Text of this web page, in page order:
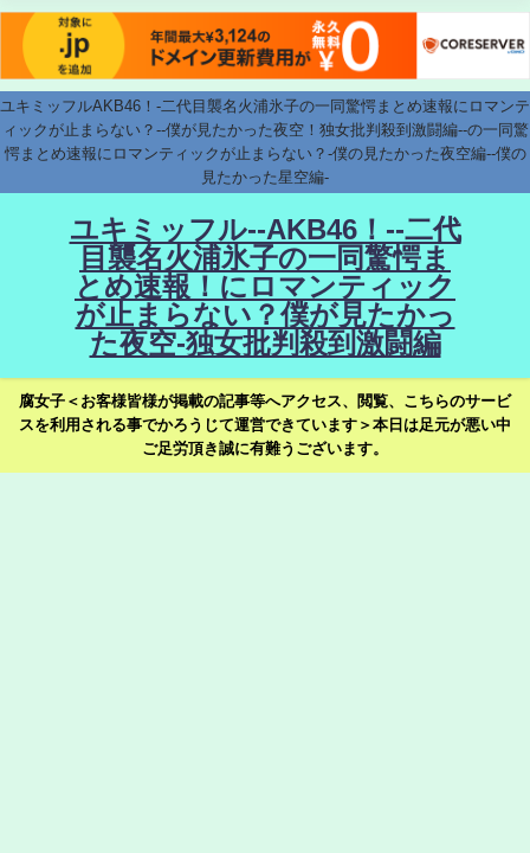
ユキミッフルAKB46！-二代目襲名火浦氷子の一同驚愕まとめ速報にロマンテ
ィックが止まらない？--僕が見たかった夜空！独女批判殺到激闘編--の一同驚
愕まとめ速報にロマンティックが止まらない？-僕の見たかった夜空編--僕の
見たかった星空編-
ユキミッフル--AKB46！--二代
目襲名火浦氷子の一同驚愕ま
とめ速報！にロマンティック
が止まらない？僕が見たかっ
た夜空-独女批判殺到激闘編
腐女子＜お客様皆様が掲載の記事等へアクセス、閲覧、こちらのサービ
スを利用される事でかろうじて運営できています＞本日は足元が悪い中
ご足労頂き誠に有難うございます。